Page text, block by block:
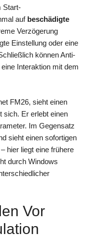
Start-
auf beschädigte
Verzögerung
Einstellung oder eine
können Anti-
Interaktion mit dem
FM26, sieht einen
sich. Er erlebt einen
Im Gegensatz
sieht einen sofortigen
hier liegt eine frühere
durch Windows
Vor